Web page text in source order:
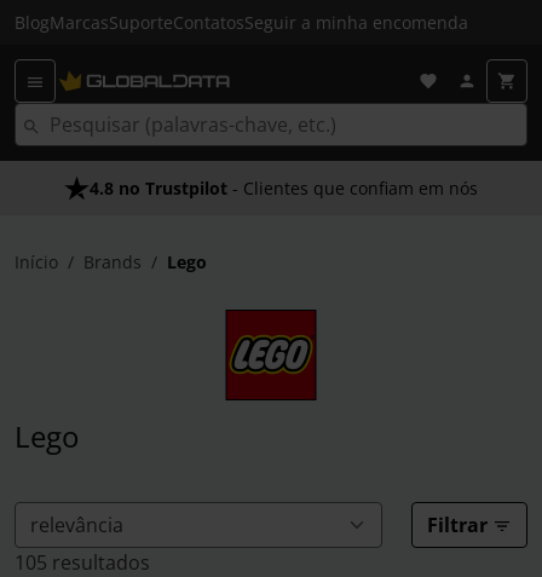
BlogMarcasSuporteContatosSeguir a minha encomenda
Envio Gratuito em 24 HRS- Acima dos 50€
4.8 no Trustpilot - Clientes que confiam em nós
Início Brands Lego
Lego
Filtrar
105 resultados